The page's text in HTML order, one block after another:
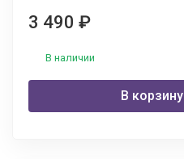
3 490 ₽
В наличии
В корзину